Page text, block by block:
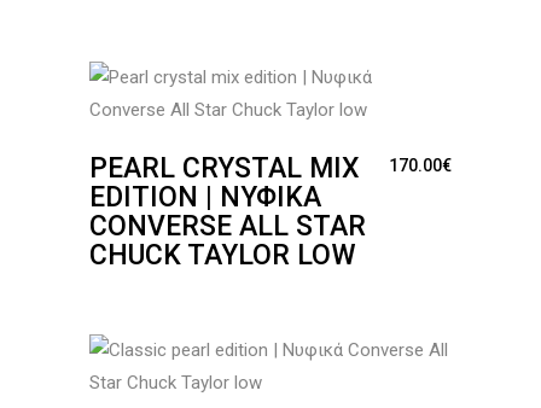
PEARL CRYSTAL MIX
EDITION | ΝΥΦΙΚΆ
CONVERSE ALL STAR
CHUCK TAYLOR LOW
170.00€